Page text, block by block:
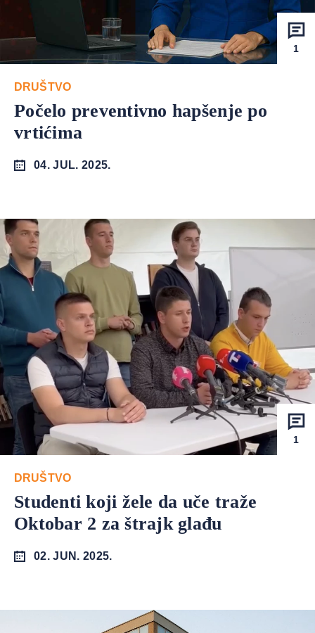
1
DRUŠTVO
Počelo preventivno hapšenje po
vrtićima
04. JUL. 2025.
1
DRUŠTVO
Studenti koji žele da uče traže
Oktobar 2 za štrajk glađu
02. JUN. 2025.